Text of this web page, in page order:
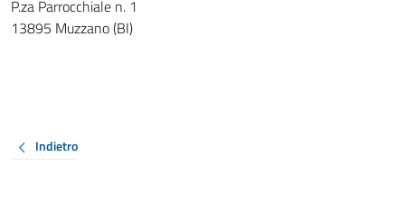
P.za Parrocchiale n. 1
13895 Muzzano (BI)
Indietro